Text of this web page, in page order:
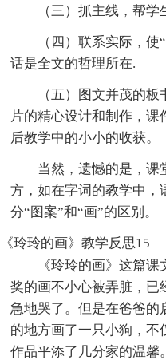
（三）抓主线，帮学
（四）联系实际，
话是全文的哲理所在.
（五）图文并茂的
片的精心设计和制作，
后教学中的小小的收获。
当然，遗憾的是，课
方，如在字词的教学中，
分“图案”和“画”的区别。
《玲玲的画》教学反思15
《玲玲的画》这篇
奖的画不小心被弄脏，已
急地哭了。但是在爸爸
的地方画了一只小狗，不
作品平添了几分家的温馨